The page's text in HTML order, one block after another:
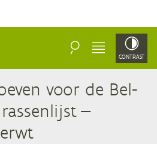
ZOEKEN MENU CONTRAST
voor de Bel­
—